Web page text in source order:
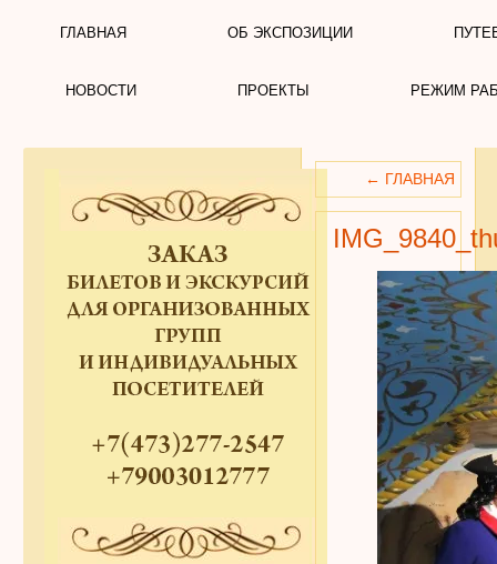
ГЛАВНАЯ ОБ ЭКСПОЗИЦИИ
НОВОСТИ ПРОЕКТЫ РЕЖИМ
← ГЛАВНАЯ